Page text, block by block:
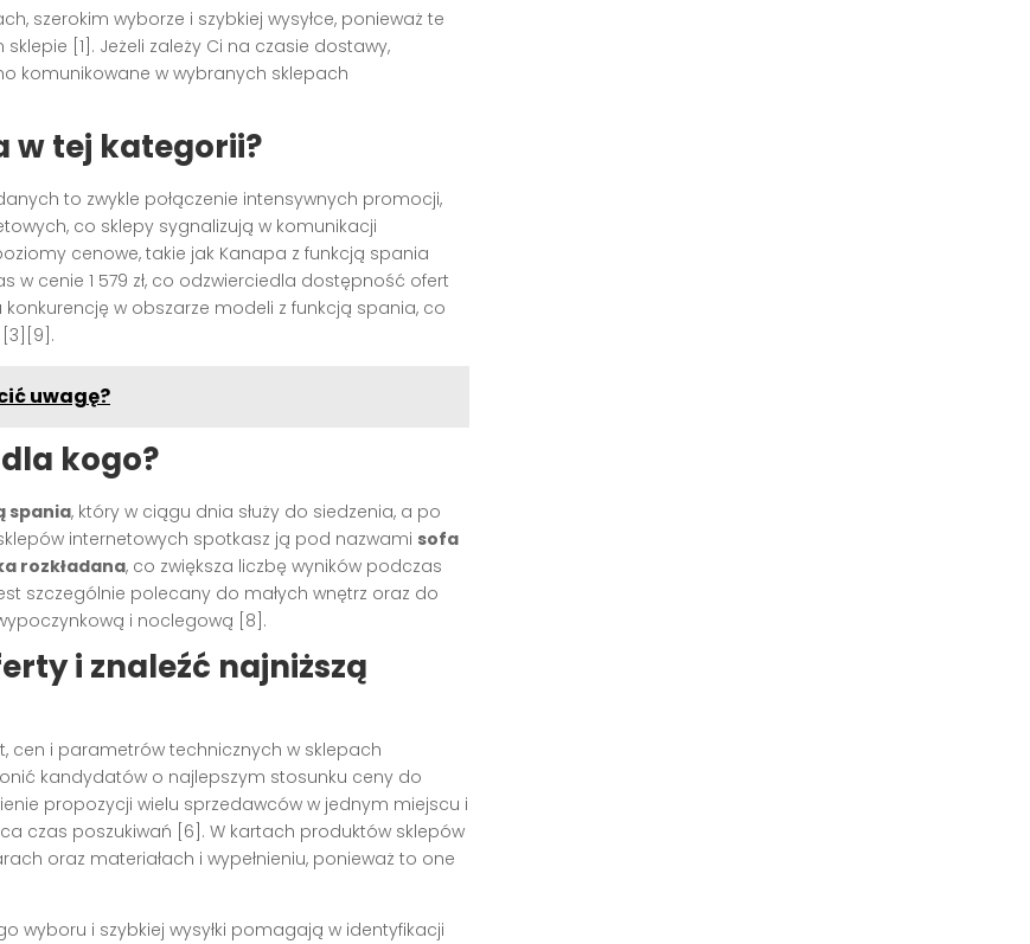
szerokim wyborze i szybkiej wysyłce, ponieważ te
[1]. Jeżeli zależy Ci na czasie dostawy,
komunikowane w wybranych sklepach
w tej kategorii?
to zwykle połączenie intensywnych promocji,
co sklepy sygnalizują w komunikacji
cenowe, takie jak Kanapa z funkcją spania
w cenie 1 579 zł, co odzwierciedla dostępność ofert
w obszarze modeli z funkcją spania, co
uwagę?
kogo?
spania, który w ciągu dnia służy do siedzenia, a po
internetowych spotkasz ją pod nazwami sofa
rozkładana, co zwiększa liczbę wyników podczas
szczególnie polecany do małych wnętrz oraz do
i noclegową [8].
i znaleźć najniższą
cen i parametrów technicznych w sklepach
kandydatów o najlepszym stosunku ceny do
propozycji wielu sprzedawców w jednym miejscu i
czas poszukiwań [6]. W kartach produktów sklepów
oraz materiałach i wypełnieniu, ponieważ to one
wyboru i szybkiej wysyłki pomagają w identyfikacji